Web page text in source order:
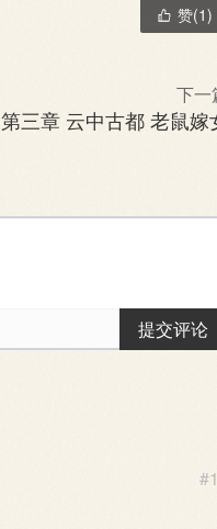
 赞(1)
下一
第三章 云中古都 老鼠嫁
提交评论